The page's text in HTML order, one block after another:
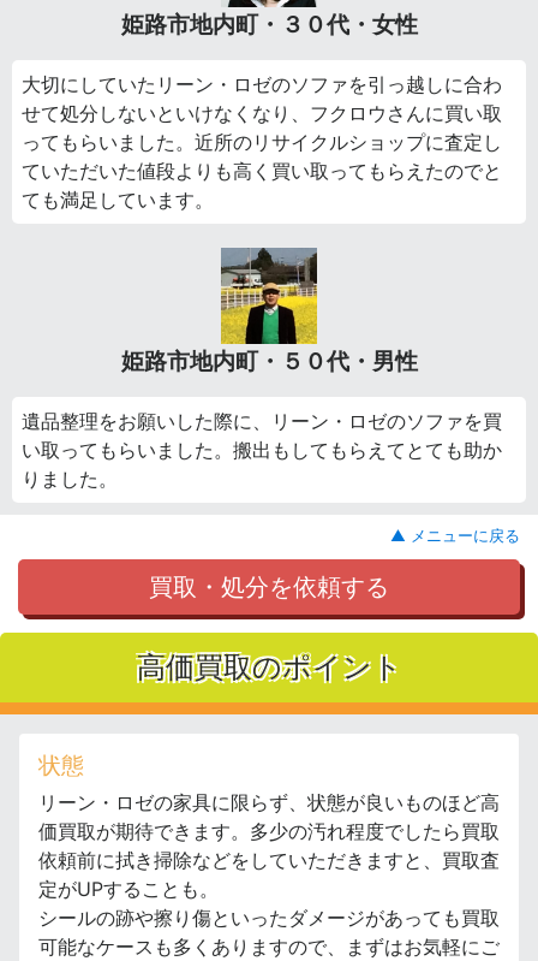
姫路市地内町・３０代・女性
大切にしていたリーン・ロゼのソファを引っ越しに合わ
せて処分しないといけなくなり、フクロウさんに買い取
ってもらいました。近所のリサイクルショップに査定し
ていただいた値段よりも高く買い取ってもらえたのでと
ても満足しています。
姫路市地内町・５０代・男性
遺品整理をお願いした際に、リーン・ロゼのソファを買
い取ってもらいました。搬出もしてもらえてとても助か
りました。
▲ メニューに戻る
買取・処分を依頼する
高価買取のポイント
状態
リーン・ロゼの家具に限らず、状態が良いものほど高
価買取が期待できます。多少の汚れ程度でしたら買取
依頼前に拭き掃除などをしていただきますと、買取査
定がUPすることも。
シールの跡や擦り傷といったダメージがあっても買取
可能なケースも多くありますので、まずはお気軽にご